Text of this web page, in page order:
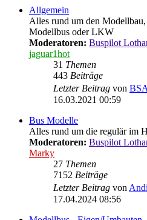
Allgemein
Alles rund um den
Modellbus oder LKW
Moderatoren: Buspilot
jaguar1hot
31 Themen
443 Beiträge
Letzter Beitrag von
16.03.2021 00:59
Bus Modelle
Alles rund um die regulär im
Moderatoren: Buspilot
Marky
27 Themen
7152 Beiträge
Letzter Beitrag von Andi
17.04.2024 08:56